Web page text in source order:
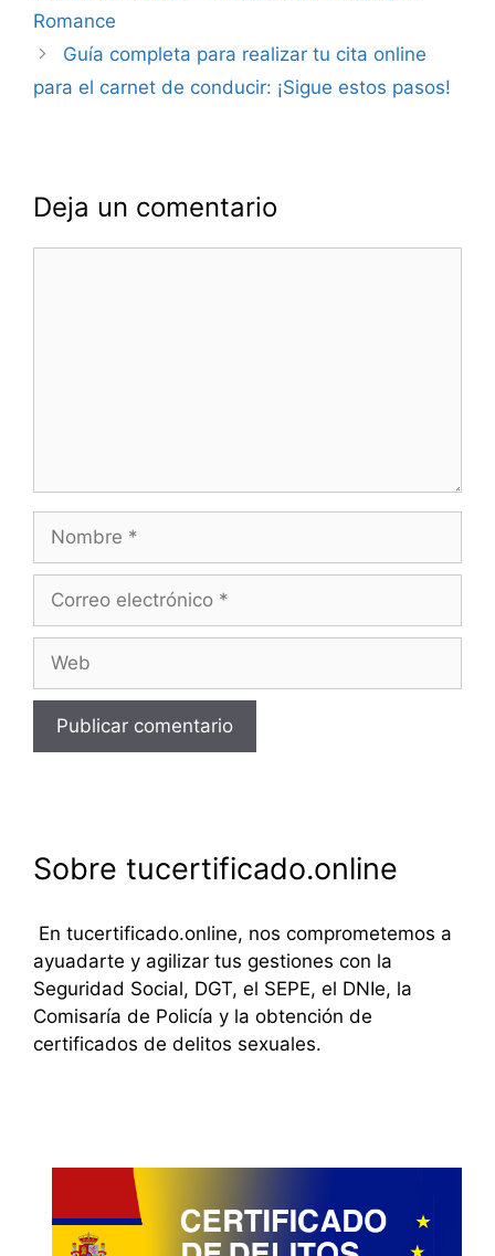
Romance
Guía completa para realizar tu cita online
para el carnet de conducir: ¡Sigue estos pasos!
Deja un comentario
electrónico
Sobre tucertificado.online
En tucertificado.online, nos comprometemos a
ayuadarte y agilizar tus gestiones con la
Seguridad Social, DGT, el SEPE, el DNIe, la
Comisaría de Policía y la obtención de
certificados de delitos sexuales.